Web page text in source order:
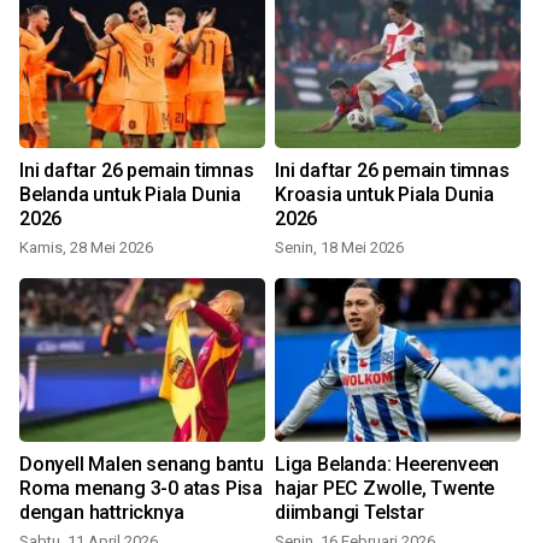
Ini daftar 26 pemain timnas
Belanda untuk Piala Dunia
2026
Kamis, 28 Mei 2026
Ini daftar 26 pemain timnas
Kroasia untuk Piala Dunia
2026
Senin, 18 Mei 2026
Donyell Malen senang bantu
Roma menang 3-0 atas Pisa
dengan hattricknya
Liga Belanda: Heerenveen
hajar PEC Zwolle, Twente
diimbangi Telstar